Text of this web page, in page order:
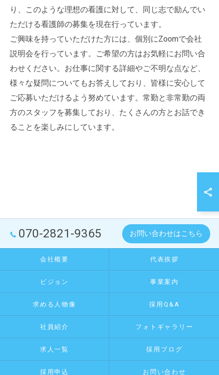
り、このような理想の看護に対して、同じ志で励んでい
ただける看護師の募集を現在行っています。
ご興味を持っていただけた方には、個別にZoomで会社
説明会を行っています。ご希望の方はお気軽にお問い合
わせください。お仕事に関する詳細やご不明な点など、
様々な疑問についてもお答えしており、皆様に安心して
ご応募いただけるよう努めています。常勤と非常勤の両
方のスタッフを募集しており、たくさんの方とお話でき
ることを楽しみにしています。
070-2821-9365 お問い合わせはこちら
会社概要 代表挨拶
ビジョン 事業案内
求める人物像 採用Q&A
社員紹介 フォトギャラリー
求人一覧 採用ブログ
採用申込 お問い合わせ